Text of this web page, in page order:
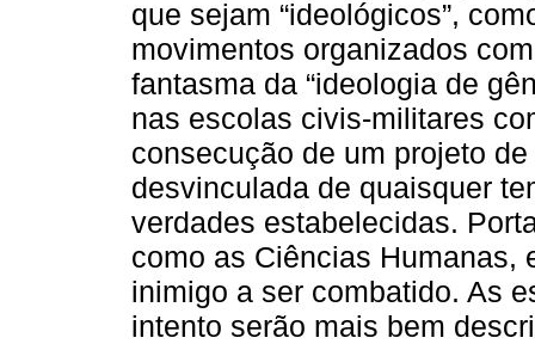
que sejam “ideológicos”,
movimentos organizados
fantasma da “ideologia de
nas escolas civis-militares
consecução de um projeto
desvinculada de quaisquer
verdades estabelecidas.
como as Ciências Humanas,
inimigo a ser combatido. As
intento serão mais bem